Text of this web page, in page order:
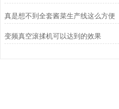
真是想不到全套酱菜生产线这么方便
变频真空滚揉机可以达到的效果